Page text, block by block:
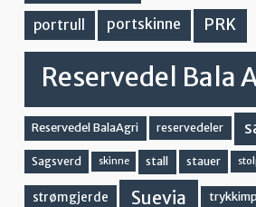
portrull portskinne PRK
Reservedel Bala
Reservedel BalaAgri reservedeler
Sagsverd skinne stall stauer
strømgjerde Suevia